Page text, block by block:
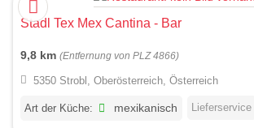
Stadl Tex Mex Cantina - Bar
9,8 km (Entfernung von PLZ 4866)
5350 Strobl, Oberösterreich, Österreich
Art der Küche: mexikanisch Lieferservice